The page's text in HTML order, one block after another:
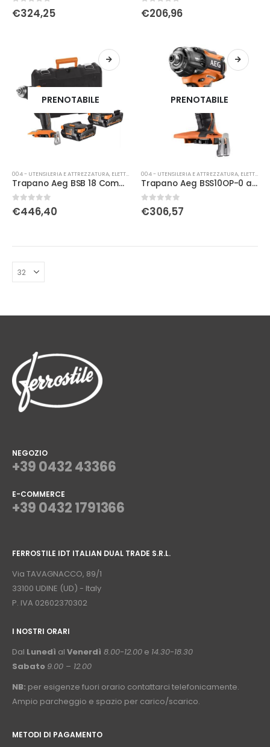
0Su 5
€324,25 0Su 5
€206,96
PRENOTABILE
004 - UTENSILERIA E ATTREZZATURA, ELETTRICA
Trapano Aeg BSB 18 Combi brushhless BSB18C2BLLI-402C
0Su 5
€446,40
PRENOTABILE
004 - UTENSILERIA E ATTREZZATURA, ELETTRICA
Trapano Aeg BSS10OP-0 a impulsi 1/4
0Su 5
€306,57
NEGOZIO
+39 0432 43366
E-COMMERCE
+39 0432 1791366
FERROSTILE IDT ITALIAN DUAL TRADE S.R.L.
Via TAVAGNACCO, 89/1
33100 UDINE (UD) - Italy
P. IVA 02602370302
I NOSTRI ORARI
Dal Lunedì al Venerdì 8.00-12.00 e 14.30-18.30
Sabato 9.00 – 12.00
NB: per esigenze fuori orario contattarci telefonicamente.
Ampio parcheggio e spazio per carico/scarico.
METODI DI PAGAMENTO